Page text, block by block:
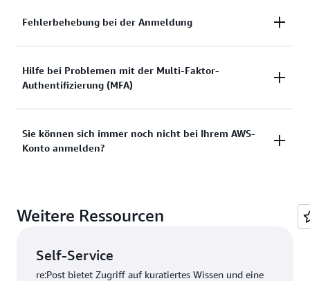
Benötigen Sie Hilfe mit der Anmeldung bei der
Dokumentation anzeigen
Fehlerbehebung bei der Anmeldung
Sie haben versucht, sich anzumelden, aber die
Anmeldeinformationen haben nicht funktioniert?
Root-Benutzerkonto?
Hilfe bei Problemen mit der Multi-Faktor-
Authentifizierung (MFA)
Verlorenes oder unbrauchbares Multi-Faktor-
Authentifizierungs-Gerät (MFA)
Sie können sich immer noch nicht bei Ihrem AWS-
Konto anmelden?
Konto anmelden können, füllen Sie bitte dieses
Formular anzeigen
Weitere Ressourcen
Self-Service
re:Post bietet Zugriff auf kuratiertes Wissen und eine